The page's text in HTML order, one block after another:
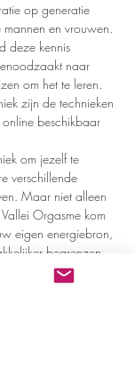
op generatie
en vrouwen.
deze kennis
naar
om het te leren.
zijn de technieken
beschikbaar
om jezelf te
verschillende
Maar niet alleen
Orgasme kom
eigen energiebron,
begrenzen,
je voelt je voller en
wat maakt…